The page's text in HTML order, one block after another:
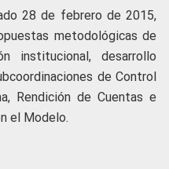
28 de febrero de 2015,
metodológicas de
institucional, desarrollo
de Control
Rendición de Cuentas e
el Modelo.